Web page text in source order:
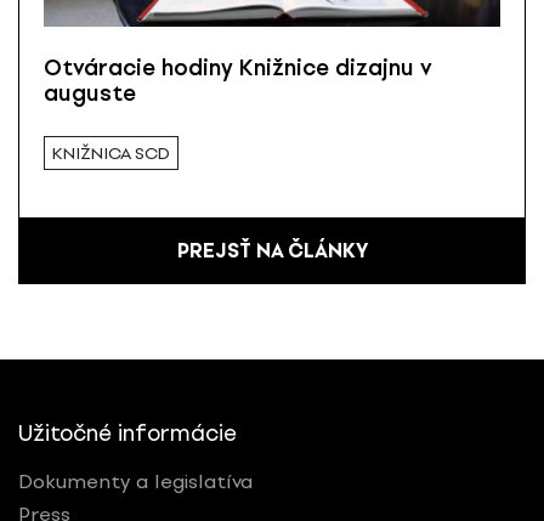
Otváracie hodiny Knižnice dizajnu v
auguste
KNIŽNICA SCD
PREJSŤ NA ČLÁNKY
Užitočné informácie
Dokumenty a legislatíva
Press